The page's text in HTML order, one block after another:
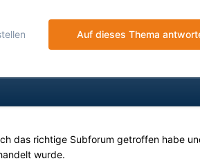
Auf dieses Thema
das richtige Subforum getroffen habe
wurde.